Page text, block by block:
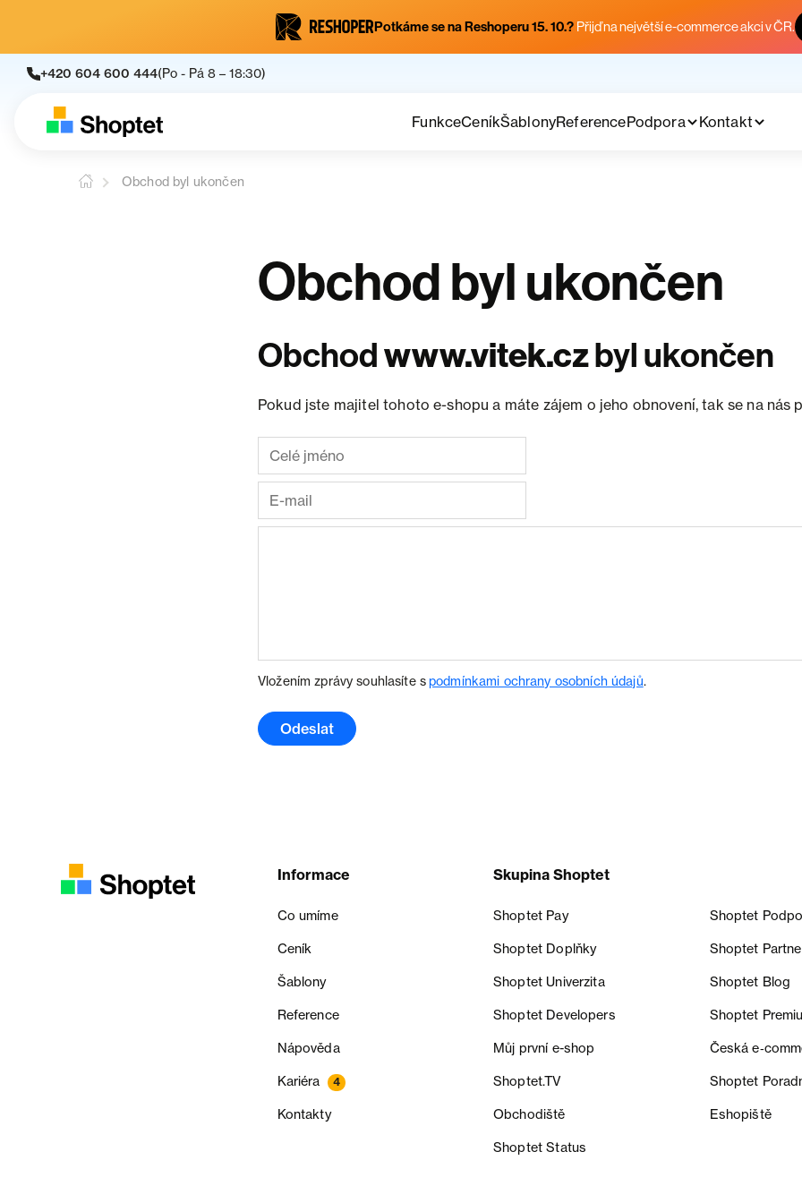
Potkáme se na Reshoperu 15. 10.? Přijď na největší e-commerce akci v ČR.
+420 604 600 444(Po - Pá 8 – 18:30)
FunkceCeníkŠablonyReferencePodpora Kontakt
Obchod byl ukončen
Obchod byl ukončen
Obchodwww.vitek.czbyl ukončen
Pokud jste majitel tohoto e-shopu a máte zájem o jeho obnovení, tak se na nás
Vložením zprávy souhlasíte spodmínkami ochrany osobních údajů.
Odeslat
Informace
Co umíme
Ceník
Šablony
Reference
Nápověda
Kariéra 4
Kontakty
Skupina Shoptet
Shoptet Pay Shoptet
Shoptet Doplňky Shoptet
Shoptet Univerzita Shoptet Blog
Shoptet Developers Shoptet
Můj první e-shop Česká
Shoptet.TV Shoptet
Obchodiště Eshopiště
Shoptet Status